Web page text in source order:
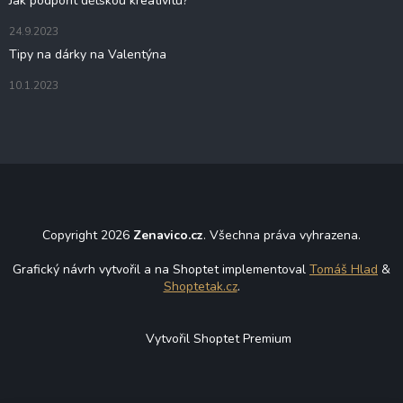
24.9.2023
Tipy na dárky na Valentýna
10.1.2023
Copyright 2026 Zenavico.cz. Všechna práva vyhrazena.
Grafický návrh vytvořil a na Shoptet implementoval Tomáš Hlad &
Shoptetak.cz.
Vytvořil Shoptet Premium